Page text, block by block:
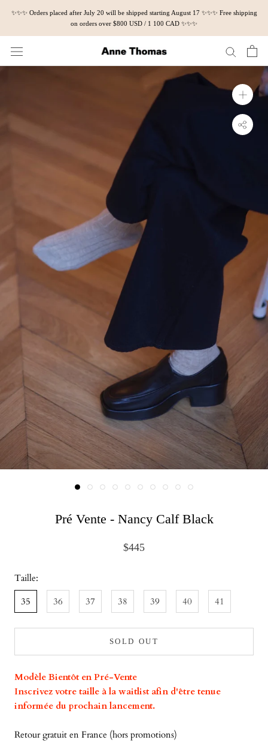
content
✨✨✨ Orders placed after July 20 will be shipped starting August 17 ✨✨✨ Free shipping
on orders over $800 USD / 1 100 CAD ✨✨✨
Pré Vente - Nancy Calf Black
$445
Taille:
35
36 37 38 39 40 41
SOLD OUT
Modèle Bientôt en Pré-Vente
Inscrivez votre taille à la waitlist afin d'être tenue
informée du prochain lancement.
Retour gratuit en France (hors promotions)